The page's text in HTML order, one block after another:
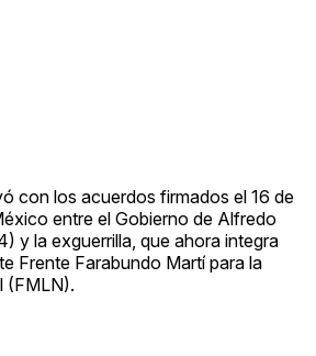
con los acuerdos firmados el 16 de
entre el Gobierno de Alfredo
y la exguerrilla, que ahora integra
Frente Farabundo Martí para la
(FMLN).